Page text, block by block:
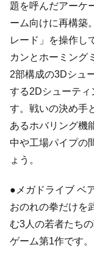
題を呼んだアーケ
ーム向けに再構築
レード」を操作し
カンとホーミング
2部構成の3Dシュ
する2Dシューティ
す。戦いの決め手
あるホバリング機
中や工場パイプの
ょう。
●メガドライブ ベ
おのれの拳だけを
む3人の若者たち
ゲーム第1作です